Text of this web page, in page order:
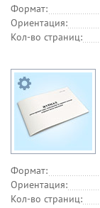
Формат:
Ориентация:
Кол-во страниц:
Формат:
Ориентация:
Кол-во страниц: